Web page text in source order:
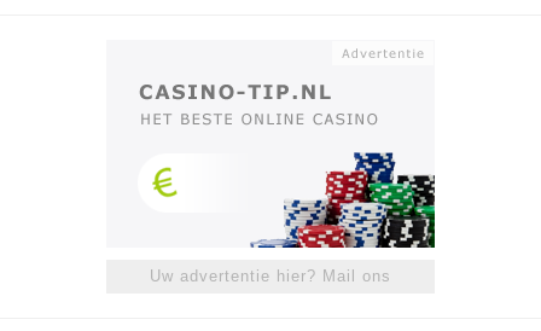
Uw advertentie hier? Mail ons